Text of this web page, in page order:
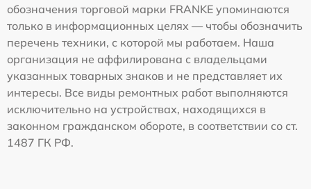
обозначения торговой марки FRANKE упоминаются
только в информационных целях — чтобы обозначить
перечень техники, с которой мы работаем. Наша
организация не аффилирована с владельцами
указанных товарных знаков и не представляет их
интересы. Все виды ремонтных работ выполняются
исключительно на устройствах, находящихся в
законном гражданском обороте, в соответствии со ст.
1487 ГК РФ.